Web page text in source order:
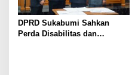
DPRD Sukabumi Sahkan
Perda Disabilitas dan